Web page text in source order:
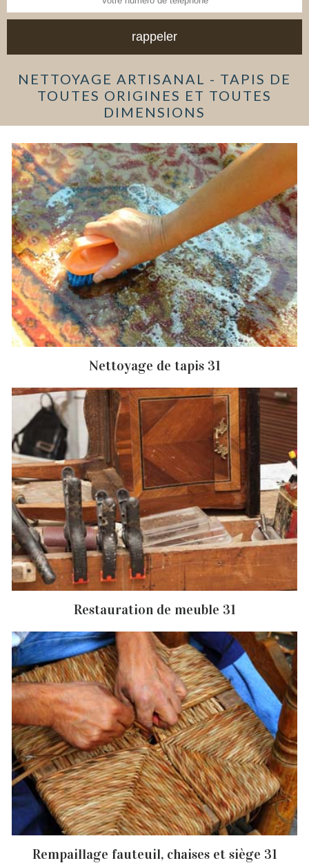
NETTOYAGE ARTISANAL - TAPIS DE
TOUTES ORIGINES ET TOUTES
DIMENSIONS
Nettoyage de tapis 31
Restauration de meuble 31
Rempaillage fauteuil, chaises et siège 31